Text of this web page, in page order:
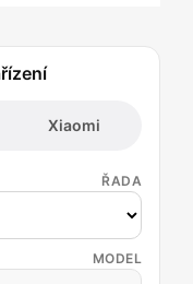
Xiaomi
ŘADA
MODEL